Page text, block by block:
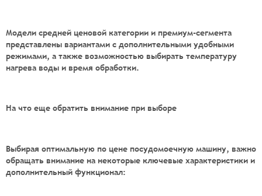
Модели средней ценовой категории и премиум-сегмента
представлены вариантами с дополнительными удобными
режимами, а также возможностью выбирать температуру
нагрева воды и время обработки.
На что еще обратить внимание при выборе
Выбирая оптимальную по цене посудомоечную машину, важно
обращать внимание на некоторые ключевые характеристики и
дополнительный функционал: